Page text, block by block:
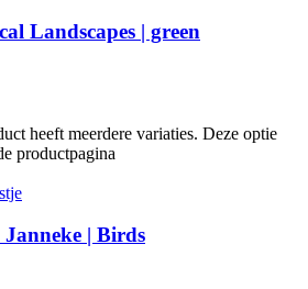
Landscapes | green
heeft meerdere variaties. Deze optie
productpagina
| Birds